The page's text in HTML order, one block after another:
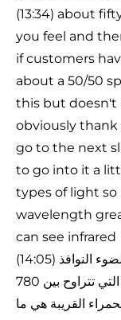
(13:34) about
you feel and
if customers
about a 50/50
this but doesn't
obviously
go to the next
to go into it a
types of light so
wavelength
can see infrared
(14:05) الضوء غير مرئي لعينيك مع هذا النوع من الضوء النوافذ
وأغشية النوافذ تهتم بالأطوال الموجية التي تتراوح بين 780
تحت الحمراء القريبة هي ما